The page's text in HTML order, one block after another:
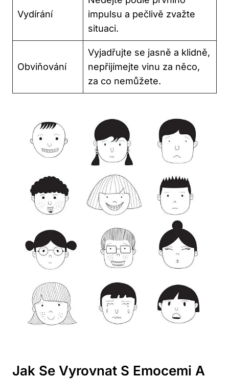
Vydírání
impulsu a pečlivě zvažte
situaci.
Obviňování
Vyjadřujte se jasně a klidně,
nepřijímejte vinu za něco,
za co nemůžete.
Jak Se Vyrovnat S Emocemi A